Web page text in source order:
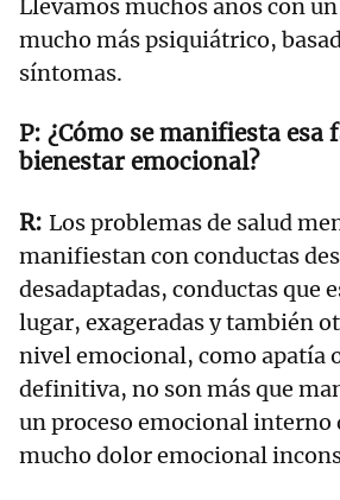
Llevamos muchos años con
mucho más psiquiátrico,
síntomas.
¿Cómo se manifiesta esa
bienestar emocional?
Los problemas de salud
manifiestan con conductas
desadaptadas, conductas que
lugar, exageradas y también
nivel emocional, como apatía
definitiva, no son más que
un proceso emocional interno
mucho dolor emocional